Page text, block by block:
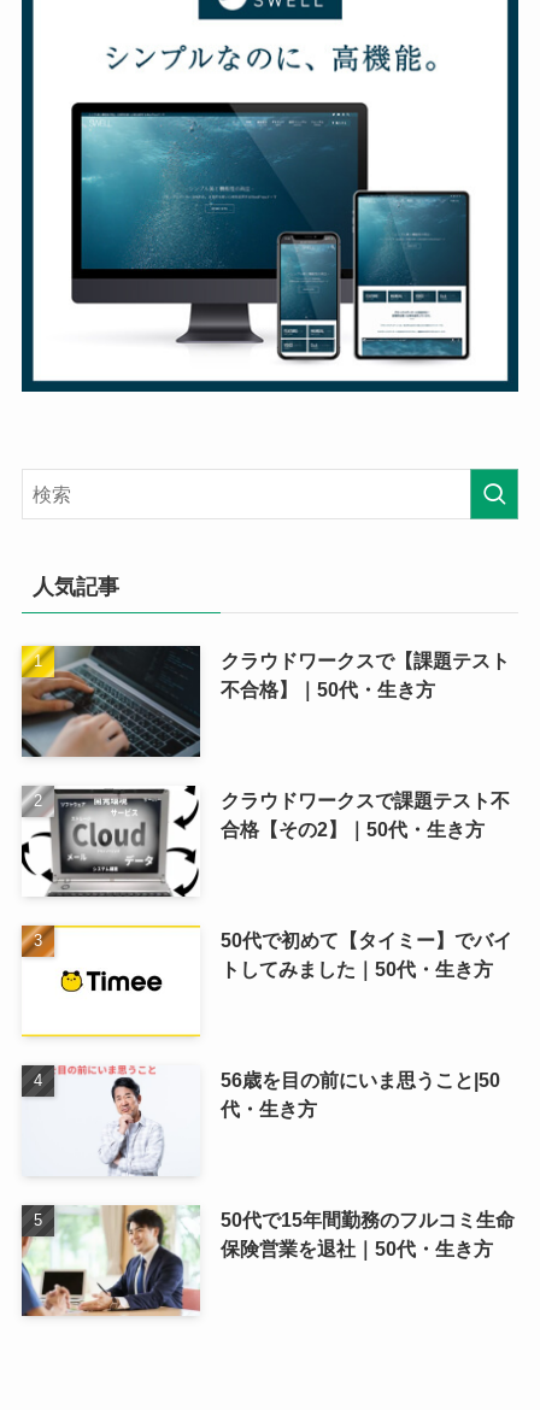
人気記事
クラウドワークスで【課題テスト
不合格】｜50代・生き方
クラウドワークスで課題テスト不
合格【その2】｜50代・生き方
50代で初めて【タイミー】でバイ
トしてみました｜50代・生き方
56歳を目の前にいま思うこと|50
代・生き方
50代で15年間勤務のフルコミ生命
保険営業を退社｜50代・生き方